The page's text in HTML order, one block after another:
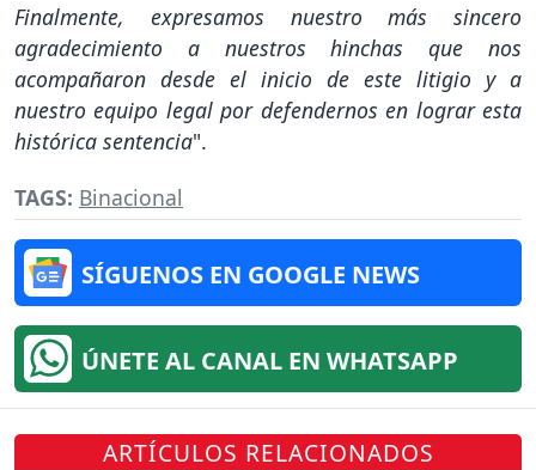
Finalmente, expresamos nuestro más sincero
agradecimiento a nuestros hinchas que nos
acompañaron desde el inicio de este litigio y a
nuestro equipo legal por defendernos en lograr esta
histórica sentencia".
TAGS: Binacional
SÍGUENOS EN GOOGLE NEWS
ÚNETE AL CANAL EN WHATSAPP
ARTÍCULOS RELACIONADOS